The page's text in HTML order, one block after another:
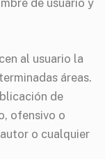
al usuario la
áreas.
de
ofensivo o
o cualquier